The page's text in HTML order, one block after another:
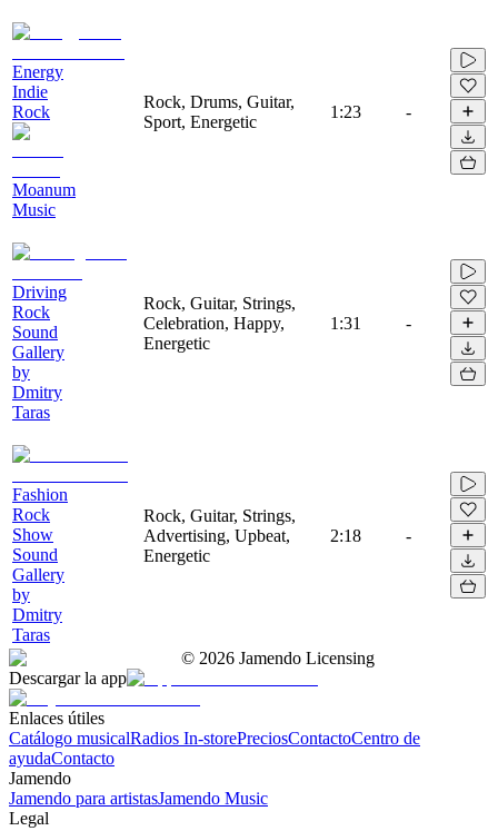
Energy
Indie
Rock
Moanum
Music
Rock, Drums, Guitar,
Sport, Energetic
1:23 -
Driving
Rock
Sound
Gallery
by
Dmitry
Taras
Rock, Guitar, Strings,
Celebration, Happy,
Energetic
1:31 -
Fashion
Rock
Show
Sound
Gallery
by
Dmitry
Taras
Rock, Guitar, Strings,
Advertising, Upbeat,
Energetic
2:18 -
© 2026 Jamendo Licensing
Descargar la app
Enlaces útiles
Catálogo musicalRadios In-storePreciosContactoCentro de
ayudaContacto
Jamendo
Jamendo para artistasJamendo Music
Legal